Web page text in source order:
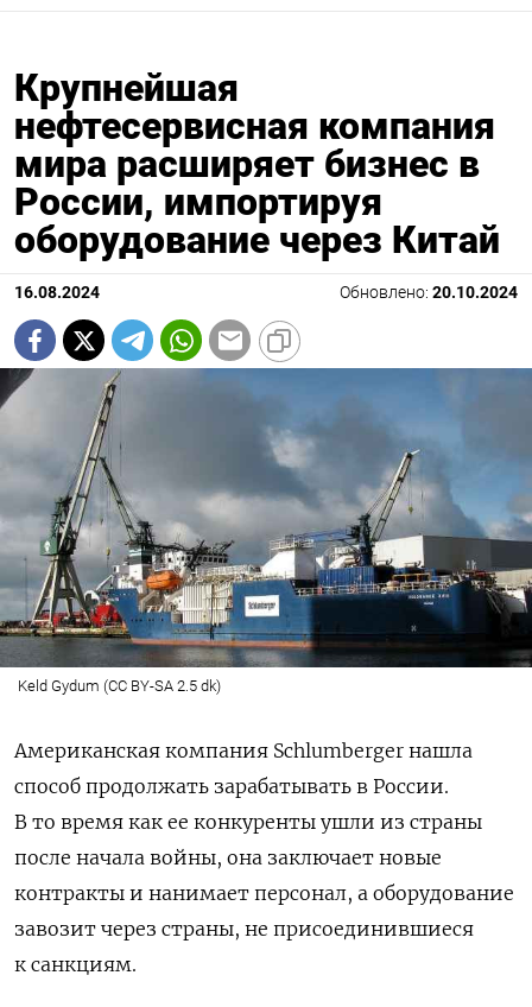
Крупнейшая
нефтесервисная компания
мира расширяет бизнес в
России, импортируя
оборудование через Китай
16.08.2024 Обновлено: 20.10.2024
Keld Gydum (CC BY-SA 2.5 dk)
Американская компания Schlumberger нашла
способ продолжать зарабатывать в России.
В то время как ее конкуренты ушли из страны
после начала войны, она заключает новые
контракты и нанимает персонал, а оборудование
завозит через страны, не присоединившиеся
к санкциям.